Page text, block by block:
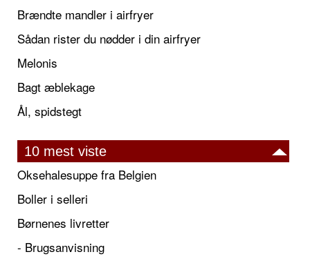
Brændte mandler i airfryer
Sådan rister du nødder i din airfryer
Melonis
Bagt æblekage
Ål, spidstegt
10 mest viste
Oksehalesuppe fra Belgien
Boller i selleri
Børnenes livretter
- Brugsanvisning